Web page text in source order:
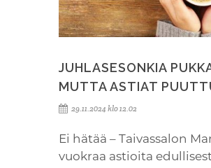
JUHLASESONKIA
MUTTA ASTIAT
29.11.2024 klo 12.02
Ei hätää – Taivassalon
vuokraa astioita